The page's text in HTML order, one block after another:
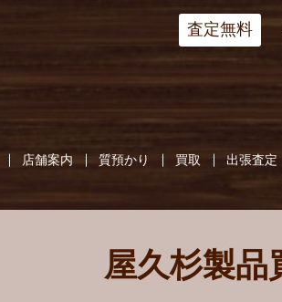
店舗案内 質預かり 買取 出張査定
査定無料
屋久杉製品